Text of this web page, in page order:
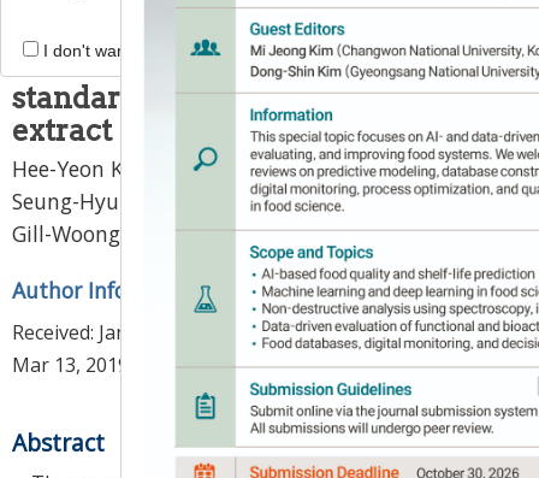
o
Nitrite scavenging activity and
anti-inflammatory effects of
standardizedCirsium setidens
extract
Hee-Yeon Kwon Sun-Il Choi,Bong-Yeon Cho,
Seung-Hyun Choi
Wan-Sup Sim,Han Xionggao,
Gill-Woong Jang
,Ok-Hwan Lee*
Author Information & Copyright▼
Received: Jan 25, 2019 ; Revised:Feb 25, 2019; Accepted:
Mar 13, 2019
Abstract
I don't want to open this window for a day.